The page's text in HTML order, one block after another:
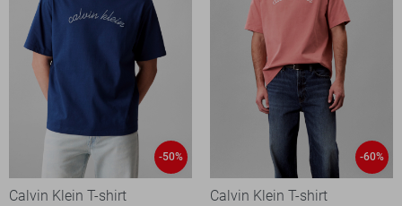
-50%
Calvin Klein T-shirt
-60%
Calvin Klein T-shirt